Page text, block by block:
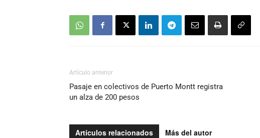
Artículo anterior
Pasaje en colectivos de Puerto Montt registra
un alza de 200 pesos
Artículos relacionados Más del autor